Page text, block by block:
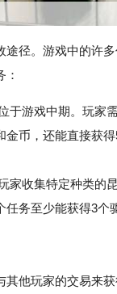
径。游戏中的许
于游戏中期。玩家
币，还能直接获得
收集特定种类的
务至少能获得3个
他玩家的交易来